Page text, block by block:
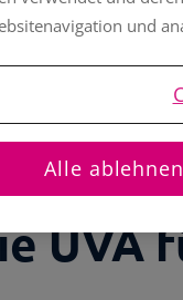
UVA
und
Alle ablehnen